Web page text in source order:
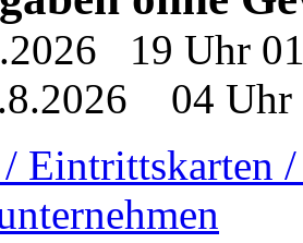
19 Uhr
04 Uhr
/ Eintrittskarten